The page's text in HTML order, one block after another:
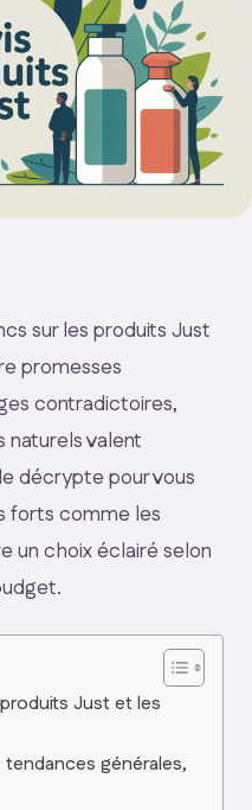
sur les produits Just
promesses
contradictoires,
naturels valent
décrypte pour vous
forts comme les
un choix éclairé selon
Just et les
générales,